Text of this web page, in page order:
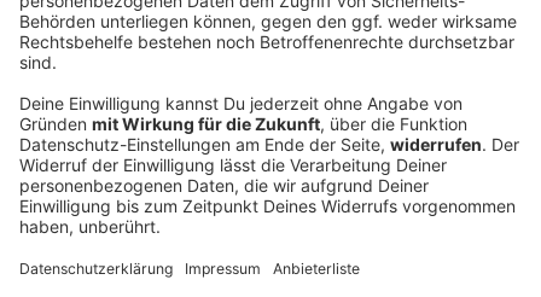
Grüne: Neuer Verkehrsminister muss mehr
fürs Klima tun
Beim Verkehrs reißt Deutschland seine
Klimavorgaben deutlich. Der neue Verkehrsminister
die Grünen.